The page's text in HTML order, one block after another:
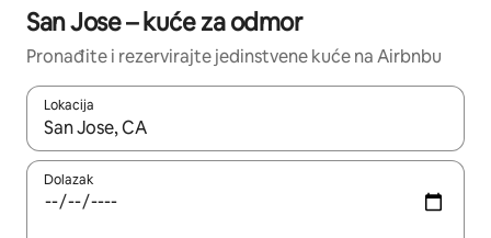
San Jose – kuće za odmor
Pronađite i rezervirajte jedinstvene kuće na Airbnbu
Lokacija
Kada budu dostupni rezultati, moći ćete ih pregledati
Dolazak